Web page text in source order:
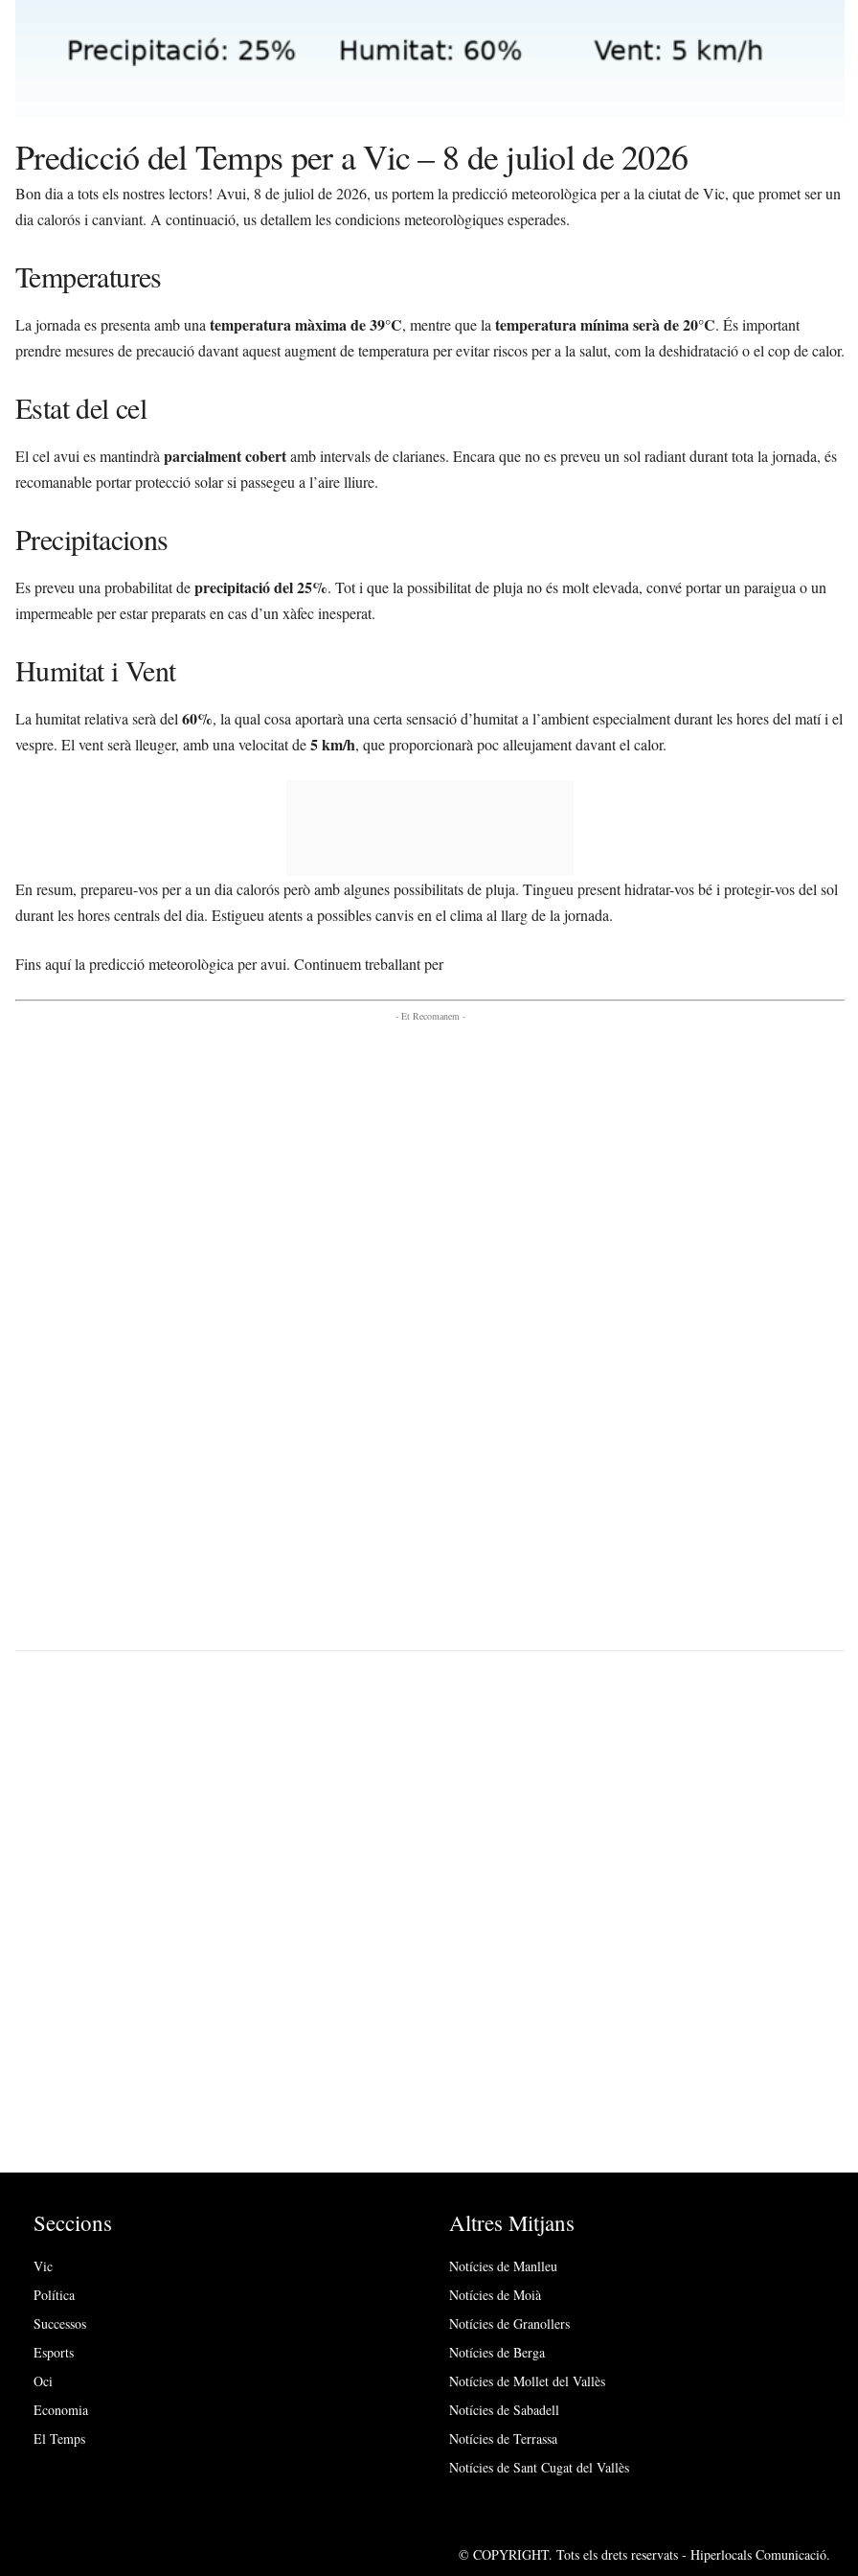
Predicció del Temps per a Vic – 8 de juliol de 2026
Bon dia a tots els nostres lectors! Avui, 8 de juliol de 2026, us portem la predicció meteorològica per a la ciutat de Vic, que promet ser un
dia calorós i canviant. A continuació, us detallem les condicions meteorològiques esperades.
Temperatures
La jornada es presenta amb una temperatura màxima de 39°C, mentre que la temperatura mínima serà de 20°C. És important
prendre mesures de precaució davant aquest augment de temperatura per evitar riscos per a la salut, com la deshidratació o el cop de calor.
Estat del cel
El cel avui es mantindrà parcialment cobertamb intervals de clarianes. Encara que no es preveu un sol radiant durant tota la jornada, és
recomanable portar protecció solar si passegeu a l’aire lliure.
Precipitacions
Es preveu una probabilitat deprecipitació del 25%. Tot i que la possibilitat de pluja no és molt elevada, convé portar un paraigua o un
impermeable per estar preparats en cas d’un xàfec inesperat.
Humitat i Vent
La humitat relativa serà del 60%, la qual cosa aportarà una certa sensació d’humitat a l’ambient especialment durant les hores del matí i el
vespre. El vent serà lleuger, amb una velocitat de5 km/h, que proporcionarà poc alleujament davant el calor.
En resum, prepareu-vos per a un dia calorós però amb algunes possibilitats de pluja. Tingueu present hidratar-vos bé i protegir-vos del sol
durant les hores centrals del dia. Estigueu atents a possibles canvis en el clima al llarg de la jornada.
Fins aquí la predicció meteorològica per avui. Continuem treballant per
- Et Recomanem -
Seccions
Vic
Política
Successos
Esports
Oci
Economia
El Temps
Altres Mitjans
Notícies de Manlleu
Notícies de Moià
Notícies de Granollers
Notícies de Berga
Notícies de Mollet del Vallès
Notícies de Sabadell
Notícies de Terrassa
Notícies de Sant Cugat del Vallès
© COPYRIGHT. Tots els drets reservats - Hiperlocals Comunicació.